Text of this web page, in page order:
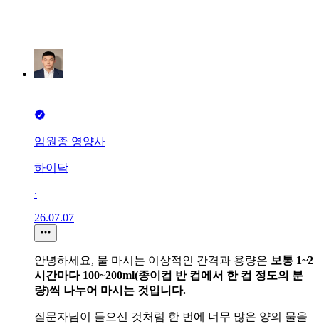
임원종 영양사
하이닥
∙
26.07.07
안녕하세요, 물 마시는 이상적인 간격과 용량은 보통 1~2
시간마다 100~200ml(종이컵 반 컵에서 한 컵 정도의 분
량)씩 나누어 마시는 것입니다.
질문자님이 들으신 것처럼 한 번에 너무 많은 양의 물을